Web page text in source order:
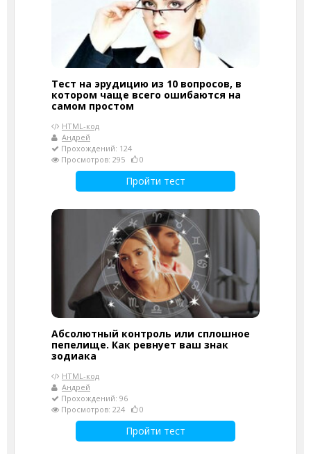
Тест на эрудицию из 10 вопросов, в
котором чаще всего ошибаются на
самом простом
HTML-код
Андрей
Прохождений: 124
Просмотров: 295
0
Пройти тест
Абсолютный контроль или сплошное
пепелище. Как ревнует ваш знак
зодиака
HTML-код
Андрей
Прохождений: 96
Просмотров: 224
0
Пройти тест